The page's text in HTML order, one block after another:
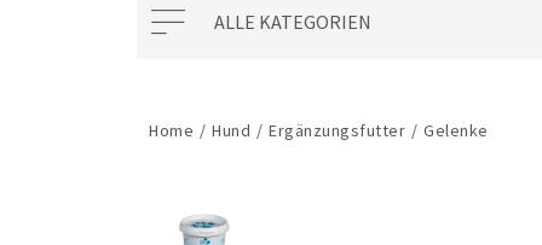
ALLE KATEGORIEN
Home / Hund / Ergänzungsfutter / Gelenke